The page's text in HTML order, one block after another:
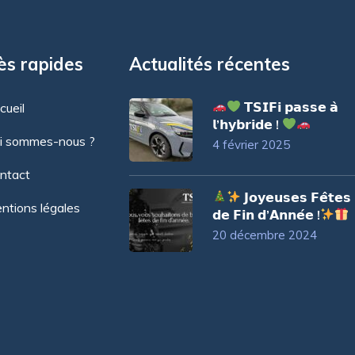
rapides
sommes-nous ?
légales
Actualités récentes
𝗧𝗦𝗜𝗙𝗶 𝗽𝗮𝘀𝘀𝗲 𝗮̀
𝗹’𝗵𝘆𝗯𝗿𝗶𝗱𝗲 !
4 février 2025
𝗝𝗼𝘆𝗲𝘂𝘀𝗲𝘀 𝗙𝗲̂𝘁𝗲𝘀
𝗱𝗲 𝗙𝗶𝗻 𝗱’𝗔𝗻𝗻𝗲́𝗲 !
20 décembre 2024